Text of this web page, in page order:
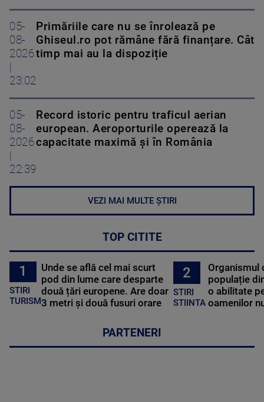
05-
08-
2026
23:02
Primăriile care nu se înrolează pe
Ghiseul.ro pot rămâne fără finanțare. Cât
timp mai au la dispoziție
05-
08-
2026
22:39
Record istoric pentru traficul aerian
european. Aeroporturile operează la
capacitate maximă și în România
VEZI MAI MULTE ȘTIRI
TOP CITITE
1
STIRI
TURISM
Unde se află cel mai scurt
pod din lume care desparte
două țări europene. Are doar
3 metri și două fusuri orare
2
STIRI
STIINTA
Organismul
populație
o abilitate
oamenilor
PARTENERI